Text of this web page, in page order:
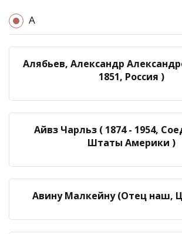
А
Алябьев, Александр
1851, Россия )
Айвз Чарльз ( 1874 - 1954,
Штаты Америки )
Авину Малкейну (Отец наш,